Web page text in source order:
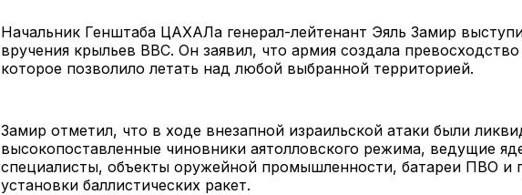
Начальник Генштаба ЦАХАЛа генерал-лейтенант Эяль Замир
вручения крыльев ВВС. Он заявил, что армия создала
которое позволило летать над любой выбранной территорией.
Замир отметил, что в ходе внезапной израильской атаки были
высокопоставленные чиновники аятолловского режима, ведущие
специалисты, объекты оружейной промышленности, батареи ПВО и
установки баллистических ракет.